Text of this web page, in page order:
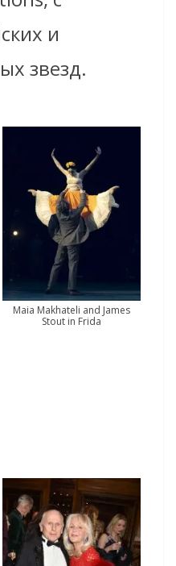
и
звезд.
Maia Makhateli and James
Stout in Frida